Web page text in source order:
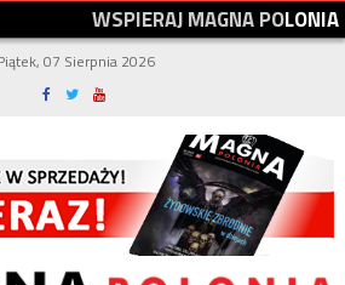
WSPIERAJMAGNAPOLONIA
07 Sierpnia 2026